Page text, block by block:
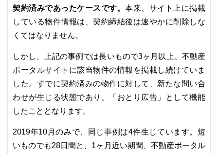
契約済みであったケースです。本来、サイト上に掲載
している物件情報は、契約締結後は速やかに削除しな
くてはなりません。
しかし、上記の事例では長いもので3ヶ月以上、不動産
ポータルサイトに該当物件の情報を掲載し続けていま
した。すでに契約済みの物件に対して、新たな問い合
わせが生じる状態であり、「おとり広告」として機能
したこととなります。
2019年10月のみで、同じ事例は4件生じています。短
いものでも28日間と、1ヶ月近い期間、不動産ポータル